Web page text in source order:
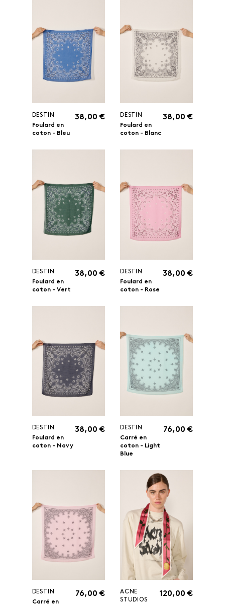
DESTIN
Foulard en
coton - Bleu
38,00 €
DESTIN
Foulard en
coton - Blanc
38,00 €
DESTIN
Foulard en
coton - Vert
38,00 €
DESTIN
Foulard en
coton - Rose
38,00 €
DESTIN
Foulard en
coton - Navy
38,00 €
DESTIN
Carré en
coton - Light
Blue
76,00 €
DESTIN
Carré en
76,00 €
ACNE
STUDIOS
120,00 €